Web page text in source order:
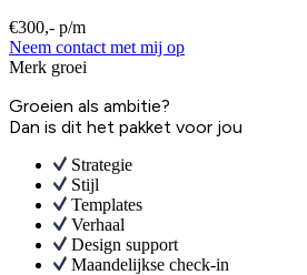
€300,- p/m
Neem contact met mij op
Merk groei
Groeien als ambitie?
Dan is dit het pakket voor jou
Strategie
Stijl
Templates
Verhaal
Design support
Maandelijkse check-in